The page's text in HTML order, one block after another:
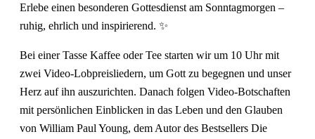
Erlebe einen besonderen Gottesdienst am Sonntagmorgen –
ruhig, ehrlich und inspirierend. ✨
Bei einer Tasse Kaffee oder Tee starten wir um 10 Uhr mit
zwei Video-Lobpreisliedern, um Gott zu begegnen und unser
Herz auf ihn auszurichten. Danach folgen Video-Botschaften
mit persönlichen Einblicken in das Leben und den Glauben
von William Paul Young, dem Autor des Bestsellers Die